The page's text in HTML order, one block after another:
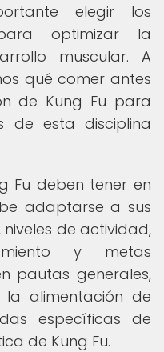
elegir los
optimizar la
muscular. A
qué comer antes
de Kung Fu para
de esta disciplina
Fu deben tener en
adaptarse a sus
de actividad,
y metas
pautas generales,
alimentación de
específicas de
de Kung Fu.